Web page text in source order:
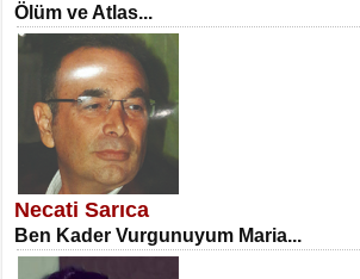
NECLA DİLEK ARSLAN
Öğretmenler Günü Mahkemesi...
Ölüm ve Atlas...
Necati Sarıca
Ben Kader Vurgunuyum Maria...